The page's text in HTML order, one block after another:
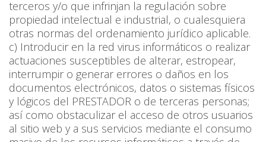
terceros y/o que infrinjan la regulación sobre
propiedad intelectual e industrial, o cualesquiera
otras normas del ordenamiento jurídico aplicable.
c) Introducir en la red virus informáticos o realizar
actuaciones susceptibles de alterar, estropear,
interrumpir o generar errores o daños en los
documentos electrónicos, datos o sistemas físicos
y lógicos del PRESTADOR o de terceras personas;
así como obstaculizar el acceso de otros usuarios
al sitio web y a sus servicios mediante el consumo